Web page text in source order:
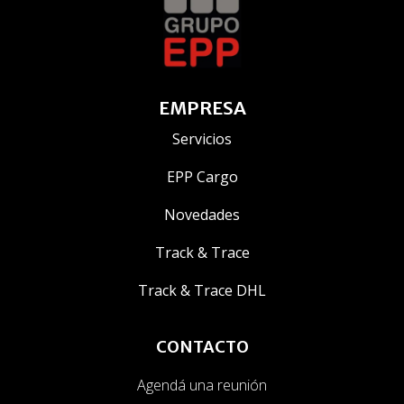
EMPRESA
Servicios
EPP Cargo
Novedades
Track & Trace
Track & Trace DHL
CONTACTO
Agendá una reunión